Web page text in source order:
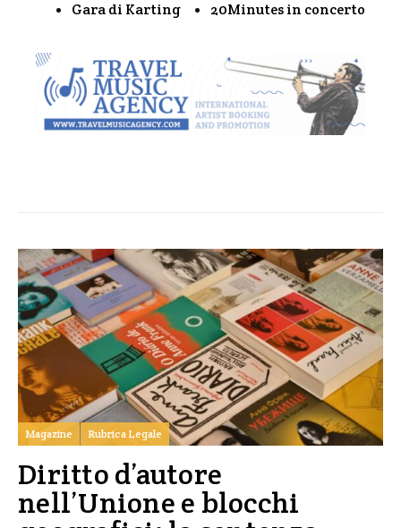
Gara di Karting 20Minutes in concerto
Magazine Rubrica Legale
Diritto d’autore
nell’Unione e blocchi